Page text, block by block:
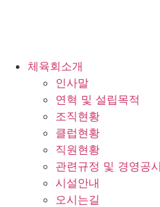
체육회소개
인사말
연혁 및 설립목적
조직현황
클럽현황
직원현황
관련규정 및 경영공시
시설안내
오시는길